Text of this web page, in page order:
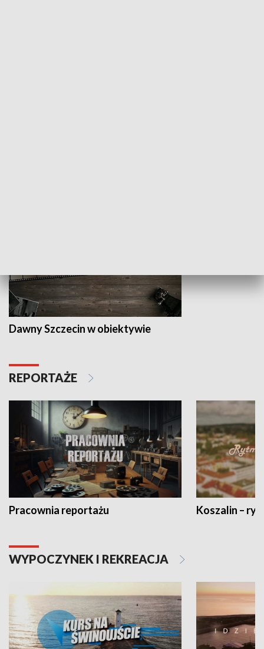
Dawny Szczecin w obiektywie
REPORTAŻE
Pracownia reportażu Koszalin –
WYPOCZYNEK I REKREACJA